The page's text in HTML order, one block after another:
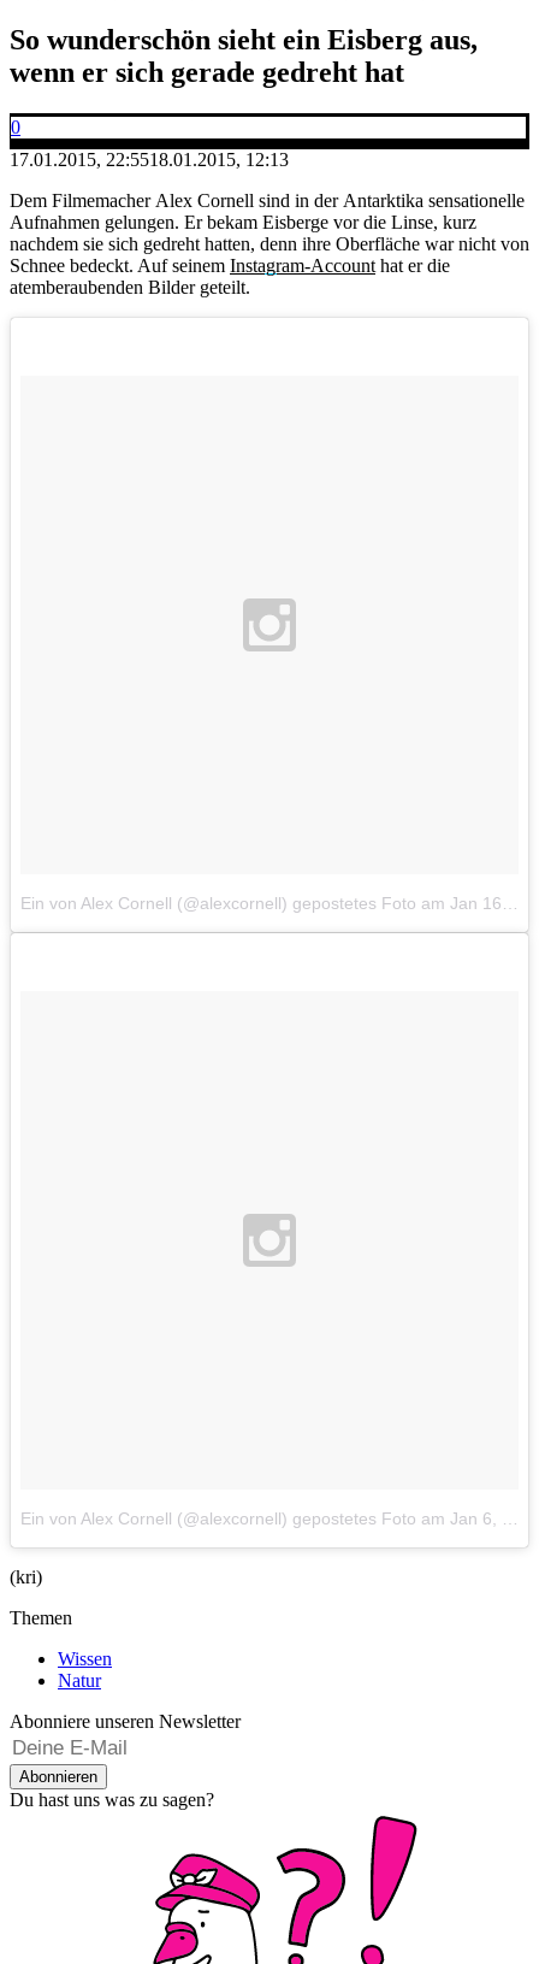
So wunderschön sieht ein Eisberg aus,
wenn er sich gerade gedreht hat
0
17.01.2015, 22:5518.01.2015, 12:13
Dem Filmemacher Alex Cornell sind in der Antarktika sensationelle
Aufnahmen gelungen. Er bekam Eisberge vor die Linse, kurz
nachdem sie sich gedreht hatten, denn ihre Oberfläche war nicht von
Schnee bedeckt. Auf seinem Instagram-Account hat er die
atemberaubenden Bilder geteilt.
Ein von Alex Cornell (@alexcornell) gepostetes Foto am Jan 16, 2015 at 8:50 PST
Ein von Alex Cornell (@alexcornell) gepostetes Foto am Jan 6, 2015 at 10:04 PST
(kri)
Themen
Wissen
Natur
Abonniere unseren Newsletter
Abonnieren
Du hast uns was zu sagen?